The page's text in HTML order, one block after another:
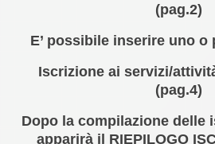
(pag.2)
E’ possibile inserire uno o
Iscrizione ai servizi/
(pag.4)
Dopo la compilazione delle
apparirà il RIEPILOGO